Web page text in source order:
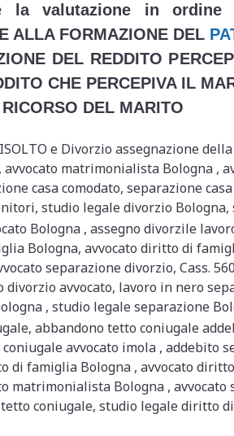
la valutazione in
ALLA FORMAZIONE DEL
DEL REDDITO
CHE PERCEPIVA IL
DEL MARITO
e Divorzio assegnazione
matrimonialista Bologna ,
casa comodato, separazione
studio legale divorzio
Bologna , assegno divorzile
Bologna, avvocato diritto di
separazione divorzio, Cass.
avvocato, lavoro in nero
, studio legale separazione
abbandono tetto coniugale
avvocato imola , addebito
di famiglia Bologna , avvocato
matrimonialista Bologna ,
coniugale, studio legale diritto